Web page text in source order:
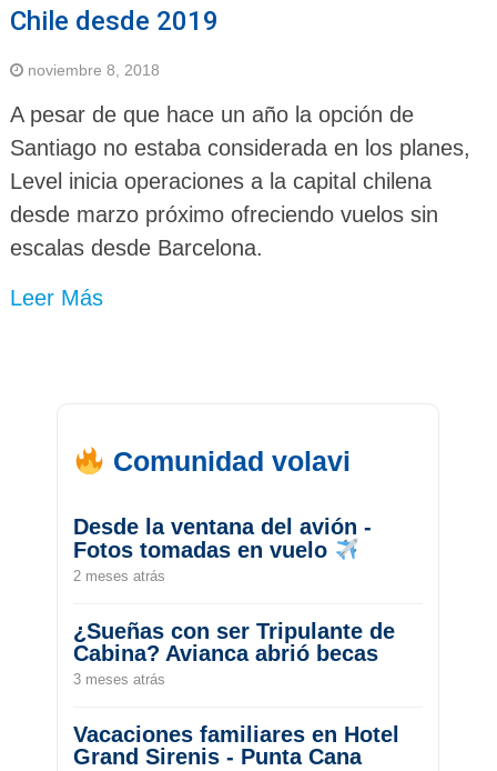
Chile desde 2019
noviembre 8, 2018
A pesar de que hace un año la opción de
Santiago no estaba considerada en los planes,
Level inicia operaciones a la capital chilena
desde marzo próximo ofreciendo vuelos sin
escalas desde Barcelona.
Leer Más
Comunidad volavi
Desde la ventana del avión -
Fotos tomadas en vuelo
2 meses atrás
¿Sueñas con ser Tripulante de
Cabina? Avianca abrió becas
3 meses atrás
Vacaciones familiares en Hotel
Grand Sirenis - Punta Cana